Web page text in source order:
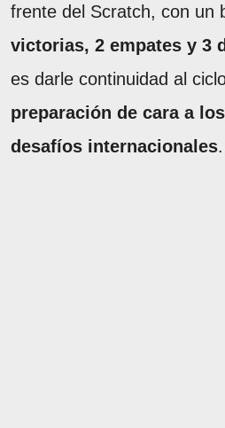
frente del Scratch, con un
victorias, 2 empates y 3
es darle continuidad al
preparación de cara a
desafíos internacionales.